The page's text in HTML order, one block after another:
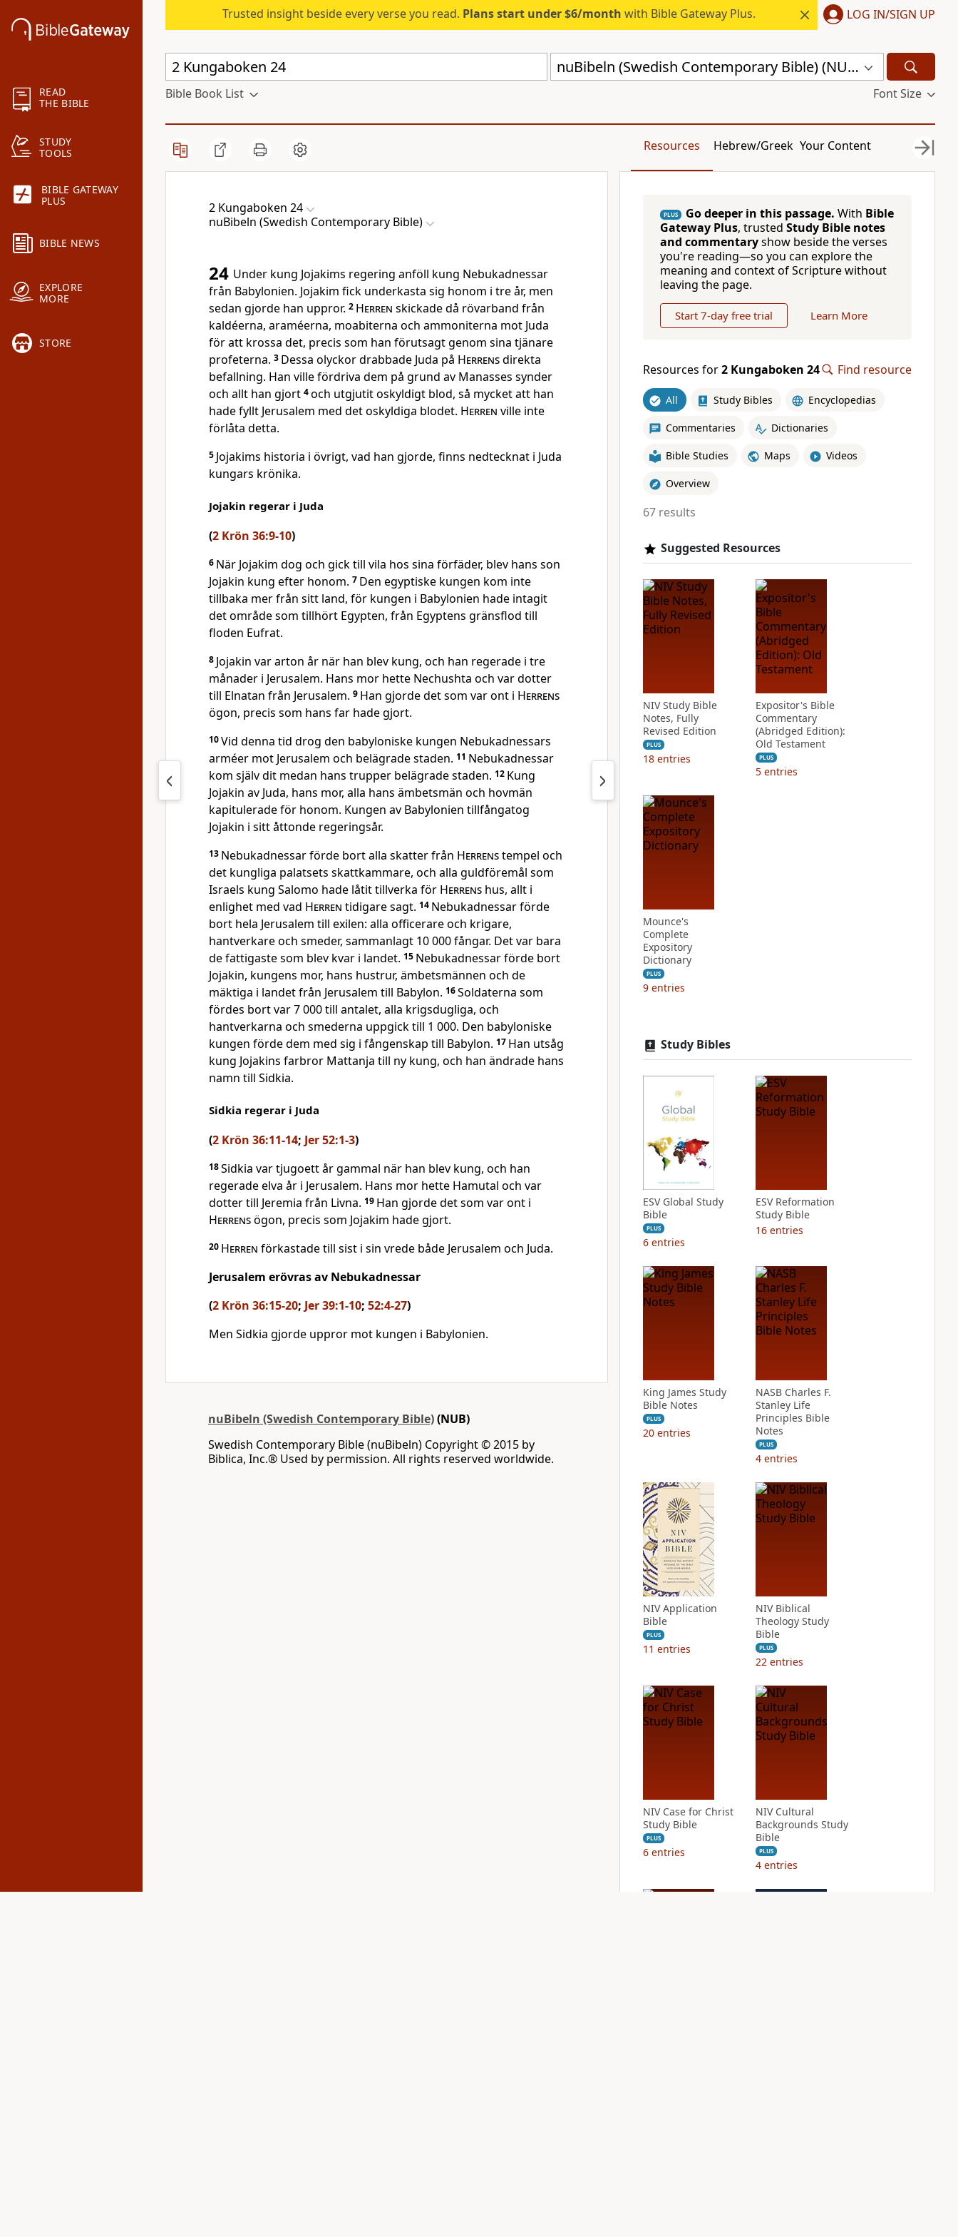
READ
THE BIBLE
STUDY
TOOLS
BIBLE GATEWAY
PLUS
BIBLE NEWS
EXPLORE
MORE
STORE
Trusted insight beside every verse you read. Plans start under $6/month with Bible Gateway Plus. LOG IN/SIGN UP
nuBibeln (Swedish Contemporary Bible) (NUB)
Bible Book List Font Size
Resources Hebrew/Greek Your Content
2 Kungaboken 24
nuBibeln (Swedish Contemporary Bible)
24 Under kung Jojakims regering anföll kung Nebukadnessar
från Babylonien. Jojakim fick underkasta sig honom i tre år, men
sedan gjorde han uppror. 2 Herren skickade då rövarband från
kaldéerna, araméerna, moabiterna och ammoniterna mot Juda
för att krossa det, precis som han förutsagt genom sina tjänare
profeterna. 3 Dessa olyckor drabbade Juda på Herrensdirekta
befallning. Han ville fördriva dem på grund av Manasses synder
och allt han gjort 4och utgjutit oskyldigt blod, så mycket att han
hade fyllt Jerusalem med det oskyldiga blodet. Herren ville inte
förlåta detta.
5 Jojakims historia i övrigt, vad han gjorde, finns nedtecknat i Juda
kungars krönika.
Jojakin regerar i Juda
(2 Krön 36:9-10)
6 När Jojakim dog och gick till vila hos sina förfäder, blev hans son
Jojakin kung efter honom. 7 Den egyptiske kungen kom inte
tillbaka mer från sitt land, för kungen i Babylonien hade intagit
det område som tillhört Egypten, från Egyptens gränsflod till
floden Eufrat.
8 Jojakin var arton år när han blev kung, och han regerade i tre
månader i Jerusalem. Hans mor hette Nechushta och var dotter
till Elnatan från Jerusalem. 9 Han gjorde det som var ont i Herrens
ögon, precis som hans far hade gjort.
10Vid denna tid drog den babyloniske kungen Nebukadnessars
arméer mot Jerusalem och belägrade staden. 11 Nebukadnessar
kom själv dit medan hans trupper belägrade staden. 12 Kung
Jojakin av Juda, hans mor, alla hans ämbetsmän och hovmän
kapitulerade för honom. Kungen av Babylonien tillfångatog
Jojakin i sitt åttonde regeringsår.
13 Nebukadnessar förde bort alla skatter från Herrenstempel och
det kungliga palatsets skattkammare, och alla guldföremål som
Israels kung Salomo hade låtit tillverka för Herrens hus, allt i
enlighet med vad Herren tidigare sagt. 14 Nebukadnessar förde
bort hela Jerusalem till exilen: alla officerare och krigare,
hantverkare och smeder, sammanlagt 10 000 fångar. Det var bara
de fattigaste som blev kvar i landet. 15 Nebukadnessar förde bort
Jojakin, kungens mor, hans hustrur, ämbetsmännen och de
mäktiga i landet från Jerusalem till Babylon. 16Soldaterna som
fördes bort var 7 000 till antalet, alla krigsdugliga, och
hantverkarna och smederna uppgick till 1 000. Den babyloniske
kungen förde dem med sig i fångenskap till Babylon. 17 Han utsåg
kung Jojakins farbror Mattanja till ny kung, och han ändrade hans
namn till Sidkia.
Sidkia regerar i Juda
(2 Krön 36:11-14; Jer 52:1-3)
18Sidkia var tjugoett år gammal när han blev kung, och han
regerade elva år i Jerusalem. Hans mor hette Hamutal och var
dotter till Jeremia från Livna. 19 Han gjorde det som var ont i
Herrensögon, precis som Jojakim hade gjort.
20 Herren förkastade till sist i sin vrede både Jerusalem och Juda.
Jerusalem erövras av Nebukadnessar
(2 Krön 36:15-20; Jer 39:1-10; 52:4-27)
Men Sidkia gjorde uppror mot kungen i Babylonien.
nuBibeln (Swedish Contemporary Bible)(NUB)
Swedish Contemporary Bible (nuBibeln) Copyright © 2015 by
Biblica, Inc.® Used by permission. All rights reserved worldwide.
PLUS Go deeper in this passage. With Bible
Gateway Plus, trusted Study Bible notes
and commentaryshow beside the verses
you're reading—so you can explore the
meaning and context of Scripture without
leaving the page.
Start 7-day free trial Learn More
Resources for2 Kungaboken 24 Find resource
All Study Bibles Encyclopedias
Commentaries Dictionaries
Bible Studies Maps Videos
Overview
67 results
Suggested Resources
NIV Study Bible
Notes, Fully
Revised Edition
PLUS
18 entries
Expositor's Bible
Commentary
(Abridged Edition):
Old Testament
PLUS
5 entries
Mounce's
Complete
Expository
Dictionary
PLUS
9 entries
Study Bibles
ESV Global Study
Bible
PLUS
6 entries
ESV Reformation
Study Bible
16 entries
King James Study
Bible Notes
PLUS
20 entries
NASB Charles F.
Stanley Life
Principles Bible
Notes
PLUS
4 entries
NIV Application
Bible
PLUS
11 entries
NIV Biblical
Theology Study
Bible
PLUS
22 entries
NIV Case for Christ
Study Bible
PLUS
6 entries
NIV Cultural
Backgrounds Study
Bible
PLUS
4 entries